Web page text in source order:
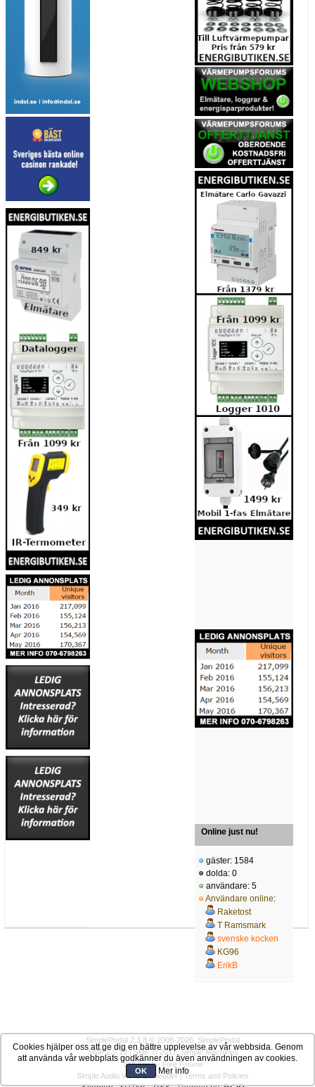
Online just nu!
gäster: 1584
dolda: 0
användare: 5
Användare online:
Raketost
T Ramsmark
svenske kocken
KG96
ErikB
SimplePortal 2.3.8 © 2008-2026, SimplePortal
SMF 2.0.19|SMF © 2017,Simple Machines
SMFAdsfor Free Forums
Simple Audio Video Embedder|Terms and Policies
Cookies hjälper oss att ge dig en bättre upplevelse av vår webbsida. Genom
att använda vår webbplats godkänner du även användningen av cookies.
OK Mer info